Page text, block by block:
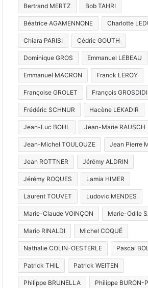
Bertrand MERTZ Bob TAHRI
Béatrice AGAMENNONE Charlotte
Chiara PARISI Cédric GOUTH
Dominique GROS Emmanuel LEBEAU
Emmanuel MACRON Franck LEROY
Françoise GROLET François
Frédéric SCHNUR Hacène LEKADIR
Jean-Luc BOHL Jean-Marie RAUSCH
Jean-Michel TOULOUZE Jean Pierre
Jean ROTTNER Jérémy ALDRIN
Jérémy ROQUES Lamia HIMER
Laurent TOUVET Ludovic MENDES
Marie-Claude VOINÇON Marie-Odile
Mario RINALDI Michel COQUÉ
Nathalie COLIN-OESTERLE Pascal
Patrick THIL Patrick WEITEN
Philippe BRUNELLA Philippe BURON-